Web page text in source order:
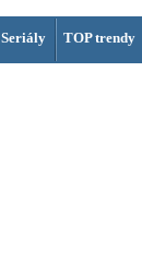
Seriály TOP trendy